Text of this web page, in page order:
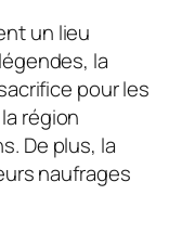
un lieu
la
pour les
région
De plus, la
naufrages